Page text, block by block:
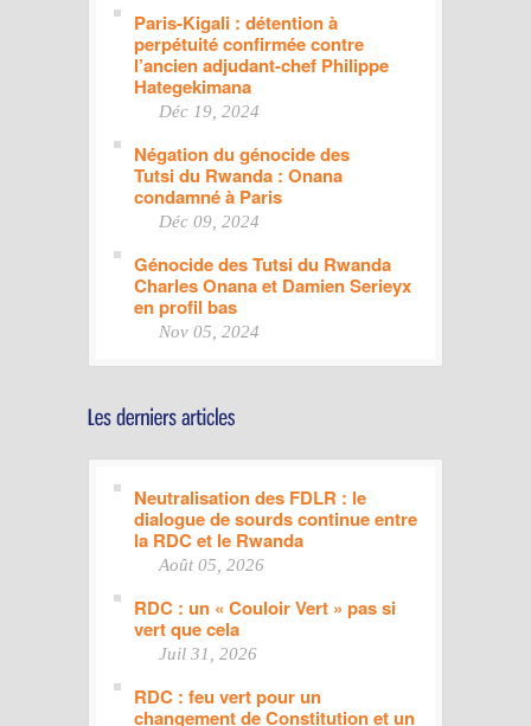
Paris-Kigali : détention à
perpétuité confirmée contre
l’ancien adjudant-chef Philippe
Hategekimana
Déc 19, 2024
Négation du génocide des
Tutsi du Rwanda : Onana
condamné à Paris
Déc 09, 2024
Génocide des Tutsi du Rwanda
Charles Onana et Damien Serieyx
en profil bas
Nov 05, 2024
Neutralisation des FDLR : le
dialogue de sourds continue entre
la RDC et le Rwanda
Août 05, 2026
RDC : un « Couloir Vert » pas si
vert que cela
Juil 31, 2026
RDC : feu vert pour un
changement de Constitution et un